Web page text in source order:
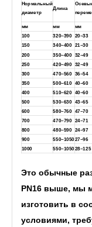
Нормальный
диаметр
Длина
мм мм мм
100
320~390 20~33
150 340~400 21~30
200
350~400 32~49
250
420~490 32~49
300
470~560 36~54
350
500~610 40~60
400
510~620 40~60
500
530~630 43~65
600
580~760 47~70
700
470~790 24~71
800
480~590 24~97
900
550~1050 27~96
1000
550~1050 28~125
Это обычные
PN16 выше, мы
изготовить в
условиями,